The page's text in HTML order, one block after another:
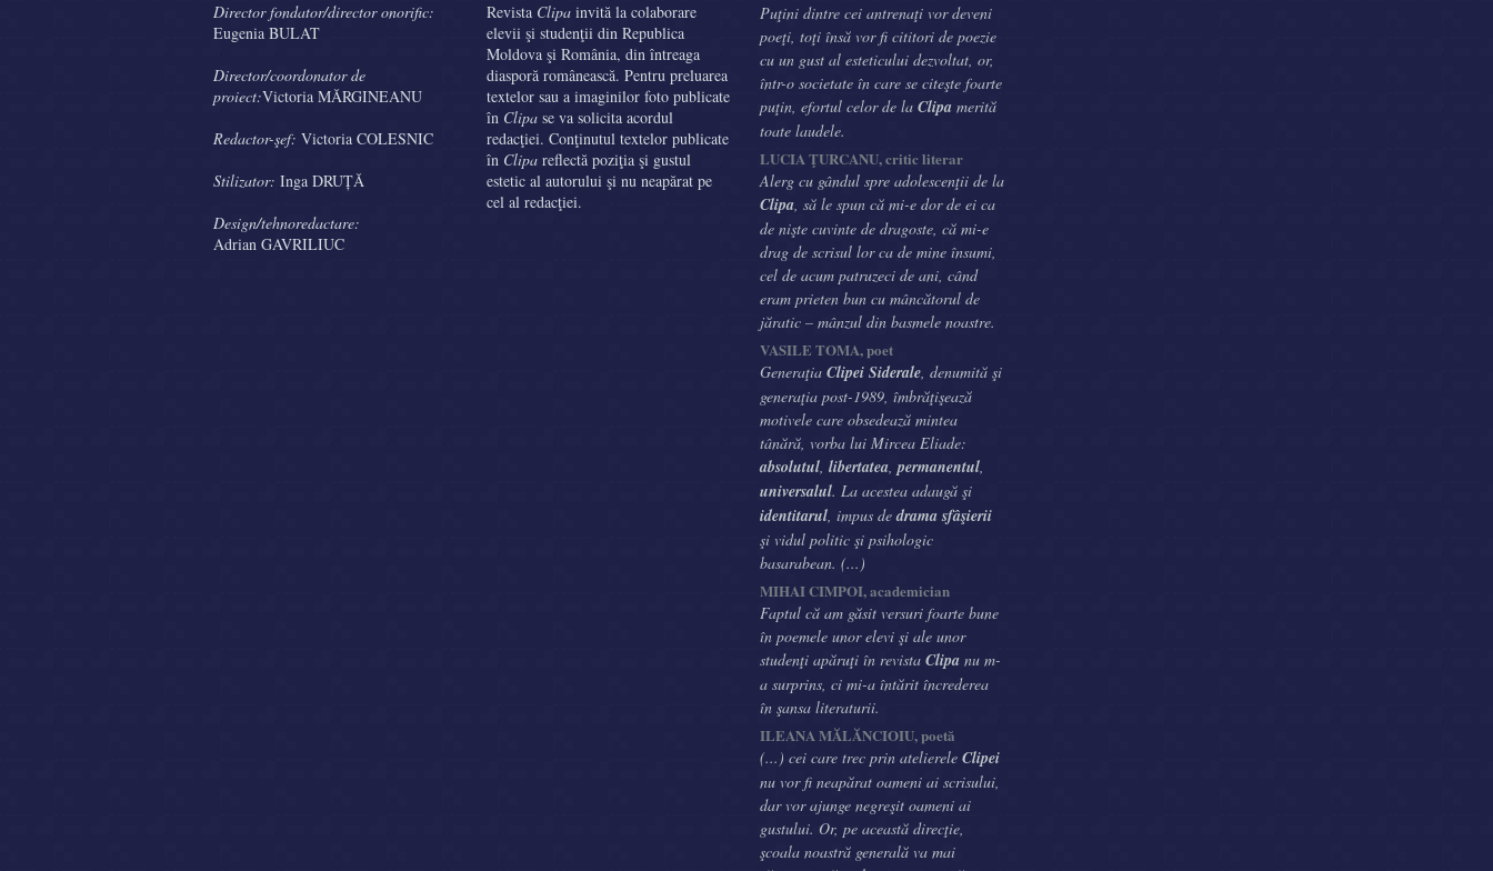
Director fondator/director onorific:
Eugenia BULAT
Director/coordonator de
proiect:Victoria MĂRGINEANU
Redactor-şef: Victoria COLESNIC
Stilizator: Inga DRUȚĂ
Design/tehnoredactare:
Adrian GAVRILIUC
Revista Clipa invită la colaborare
elevii şi studenţii din Republica
Moldova şi România, din întreaga
diasporă românească. Pentru preluarea
textelor sau a imaginilor foto publicate
în Clipa se va solicita acordul
redacţiei. Conţinutul textelor publicate
în Clipa reflectă poziţia şi gustul
estetic al autorului şi nu neapărat pe
cel al redacţiei.
Puţini dintre cei antrenaţi vor deveni
poeţi, toţi însă vor fi cititori de poezie
cu un gust al esteticului dezvoltat, or,
într-o societate în care se citeşte foarte
puţin, efortul celor de la Clipa merită
toate laudele.
LUCIA ŢURCANU, critic literar
Alerg cu gândul spre adolescenţii de la
Clipa, să le spun că mi-e dor de ei ca
de nişte cuvinte de dragoste, că mi-e
drag de scrisul lor ca de mine însumi,
cel de acum patruzeci de ani, când
eram prieten bun cu mâncătorul de
jăratic – mânzul din basmele noastre.
VASILE TOMA, poet
Generaţia Clipei Siderale, denumită şi
generaţia post-1989, îmbrăţişează
motivele care obsedează mintea
tânără, vorba lui Mircea Eliade:
absolutul, libertatea,permanentul,
universalul. La acestea adaugă şi
identitarul, impus dedrama sfâşierii
şi vidul politic şi psihologic
basarabean. (...)
MIHAI CIMPOI, academician
Faptul că am găsit versuri foarte bune
în poemele unor elevi şi ale unor
studenţi apăruţi în revista Clipa nu m-
a surprins, ci mi-a întărit încrederea
în şansa literaturii.
ILEANA MĂLĂNCIOIU, poetă
(...) cei care trec prin atelierele Clipei
nu vor fi neapărat oameni ai scrisului,
dar vor ajunge negreşit oameni ai
gustului. Or, pe această direcţie,
şcoala noastră generală va mai